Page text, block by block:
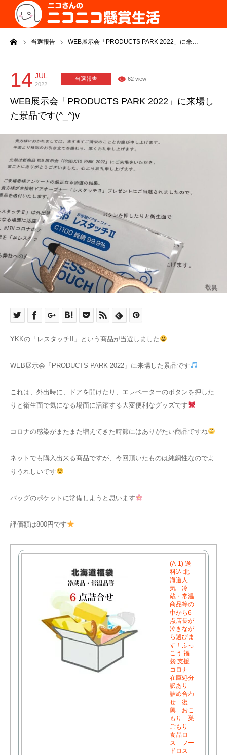
当選報告 WEB展示会「PRODUCTS PARK 2022」に来…
14 JUL
2022
当選報告 62 view
WEB展示会「PRODUCTS PARK 2022」に来場し
た景品です(^_^)v
YKKの「レスタッチII」という商品が当選しました
WEB展示会「PRODUCTS PARK 2022」に来場した景品です
これは、外出時に、ドアを開けたり、エレベーターのボタンを押した
りと衛生面で気になる場面に活躍する大変便利なグッズです
コロナの感染がまたまた増えてきた時節にはありがたい商品ですね
ネットでも購入出来る商品ですが、今回頂いたものは純銅性なのでよ
りうれしいです
バッグのポケットに常備しようと思います
評価額は800円です
(A-1) 送
料込 北
海道人
気 冷
蔵・常温
商品等の
中から6
点店長が
泣きなが
ら選びま
す！ふっ
こう 福
袋 支援
コロナ
在庫処分
訳あり
詰め合わ
せ 復
興 おこ
もり 巣
ごもり
食品ロ
ス フー
ドロス